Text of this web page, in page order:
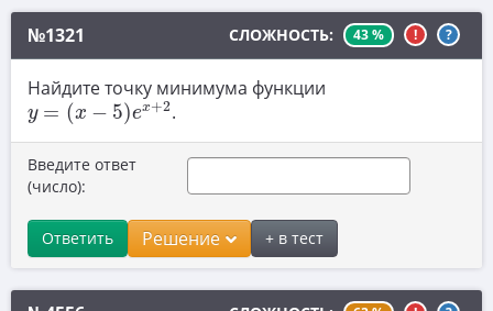
2. Векторы
3. Стереометрия
4. Классическое определение вероятности
5. Теория вероятностей
6. Уравнения
7. Нахождение значений выражений
8. Производная
9. Задачи прикладного содержания
№1321 СЛОЖНОСТЬ: 43 % ! ?
Найдите точку минимума функции
y = (x − 5)ex+2
y=(x−5) ex+2 .
Введите ответ
(число):
Ответить Решение + в тест